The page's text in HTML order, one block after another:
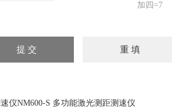
加四=7
仪NM600-S 多功能激光测距测速仪